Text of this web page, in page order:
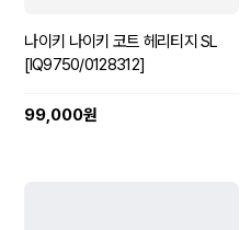
나이키 나이키 코트 헤리티지 SL
[IQ9750/0128312]
99,000원